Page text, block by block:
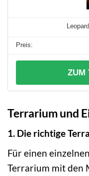
ZUM
Terrarium und
1. Die richtige
Für einen
Terrarium mit den